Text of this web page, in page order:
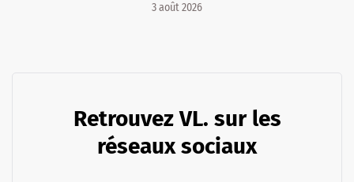
3 août 2026
Retrouvez VL. sur les
réseaux sociaux